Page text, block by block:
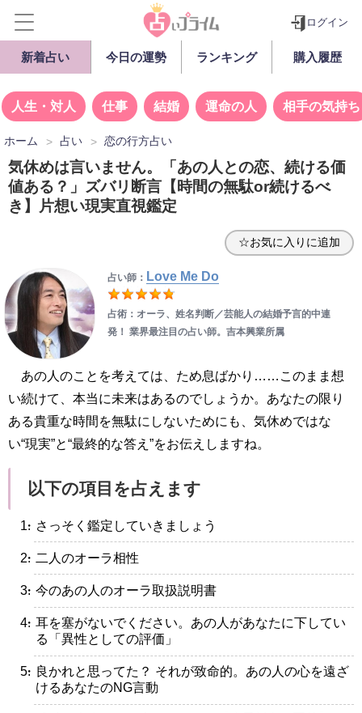
ログイン
新着占い 今日の運勢 ランキング 購入履歴
人生・対人 仕事 結婚 運命の人 相手の気持ち
ホーム 占い 恋の行方占い
気休めは言いません。「あの人との恋、続ける価
値ある？」ズバリ断言【時間の無駄or続けるべ
き】片想い現実直視鑑定
☆お気に入りに追加
占い師： Love Me Do
占術：オーラ、姓名判断／芸能人の結婚予言的中連
発！ 業界最注目の占い師。吉本興業所属
あの人のことを考えては、ため息ばかり……このまま想
い続けて、本当に未来はあるのでしょうか。あなたの限り
ある貴重な時間を無駄にしないためにも、気休めではな
い“現実”と“最終的な答え”をお伝えしますね。
以下の項目を占えます
・さっそく鑑定していきましょう
・二人のオーラ相性
・今のあの人のオーラ取扱説明書
・耳を塞がないでください。あの人があなたに下してい
る「異性としての評価」
・良かれと思ってた？ それが致命的。あの人の心を遠ざ
けるあなたのNG言動